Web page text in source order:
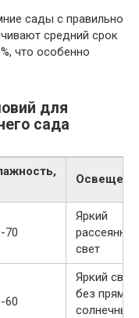
сады с правильно
средний срок
что особенно
для
сада
70
Яркий
свет
60
Яркий свет,
без прямых
солнечных